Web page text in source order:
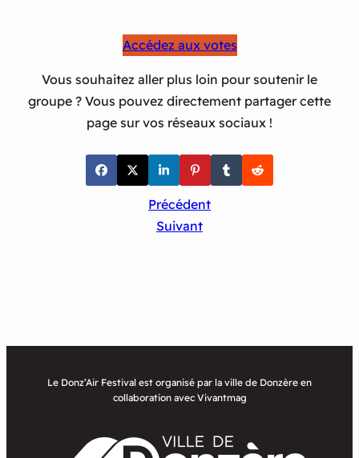
Accédez aux votes
Vous souhaitez aller plus loin pour soutenir le
groupe ? Vous pouvez directement partager cette
page sur vos réseaux sociaux !
Précédent
Suivant
Le Donz’Air Festival est organisé par la ville de Donzère en
collaboration avec Vivantmag